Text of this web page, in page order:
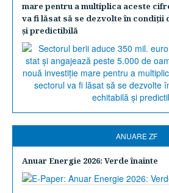
mare pentru a multiplica aceste
va fi lăsat să se dezvolte în condiţii
şi predictibilă
ANUARE ZF
Anuar Energie 2026: Verde înainte